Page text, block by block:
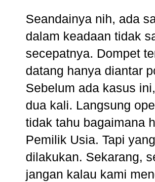
Seandainya nih, ada
dalam keadaan tidak
secepatnya. Dompet
datang hanya diantar
Sebelum ada kasus
dua kali. Langsung
tidak tahu bagaimana
Pemilik Usia. Tapi
dilakukan. Sekarang,
jangan kalau kami